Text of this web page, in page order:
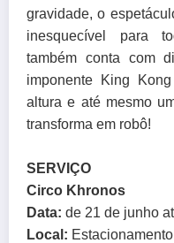
gravidade, o
inesquecível para
também conta com
imponente King
altura e até mesmo
transforma em robô!
SERVIÇO
Circo Khronos
Data: de 21 de junho
Local: